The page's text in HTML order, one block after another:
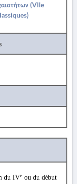
(VIIe
du IVeou du début